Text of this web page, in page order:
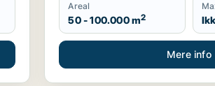
Areal
50 - 100.000 m2
Mere info